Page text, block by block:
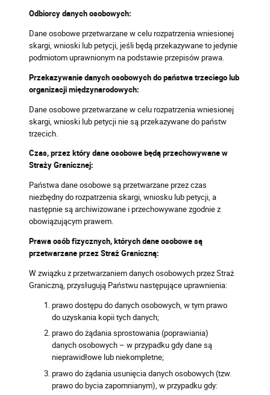
Odbiorcy danych osobowych:
Dane osobowe przetwarzane w celu rozpatrzenia wniesionej
skargi, wnioski lub petycji, jeśli będą przekazywane to jedynie
podmiotom uprawnionym na podstawie przepisów prawa.
Przekazywanie danych osobowych do państwa trzeciego lub
organizacji międzynarodowych:
Dane osobowe przetwarzane w celu rozpatrzenia wniesionej
skargi, wnioski lub petycji nie są przekazywane do państw
trzecich.
Czas, przez który dane osobowe będą przechowywane w
Straży Granicznej:
Państwa dane osobowe są przetwarzane przez czas
niezbędny do rozpatrzenia skargi, wniosku lub petycji, a
następnie są archiwizowane i przechowywane zgodnie z
obowiązującym prawem.
Prawa osób fizycznych, których dane osobowe są
przetwarzane przez Straż Graniczną:
W związku z przetwarzaniem danych osobowych przez Straż
Graniczną, przysługują Państwu następujące uprawnienia:
prawo dostępu do danych osobowych, w tym prawo
do uzyskania kopii tych danych;
prawo do żądania sprostowania (poprawiania)
danych osobowych – w przypadku gdy dane są
nieprawidłowe lub niekompletne;
prawo do żądania usunięcia danych osobowych (tzw.
prawo do bycia zapomnianym), w przypadku gdy: